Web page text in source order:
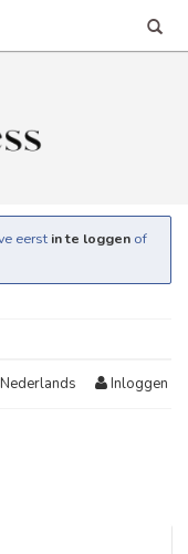
eerst in te loggen of
Nederlands Inloggen